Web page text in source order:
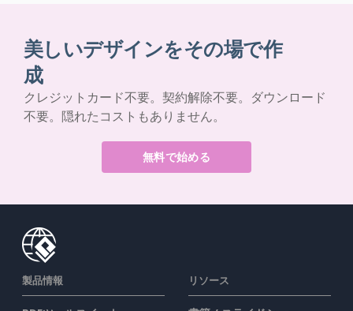
美しいデザインをその場で作
成
クレジットカード不要。契約解除不要。ダウンロード
不要。隠れたコストもありません。
無料で始める
製品情報 リソース